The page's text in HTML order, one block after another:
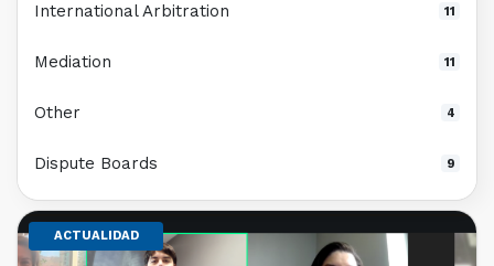
ACTUALIDAD
International Arbitration 11
Mediation 11
Other 4
Dispute Boards 9